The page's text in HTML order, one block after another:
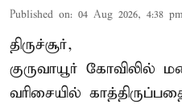
Published on: 04 Aug 2026, 4:38
திருச்சூர்,
குருவாயூர்
வரிசையில்